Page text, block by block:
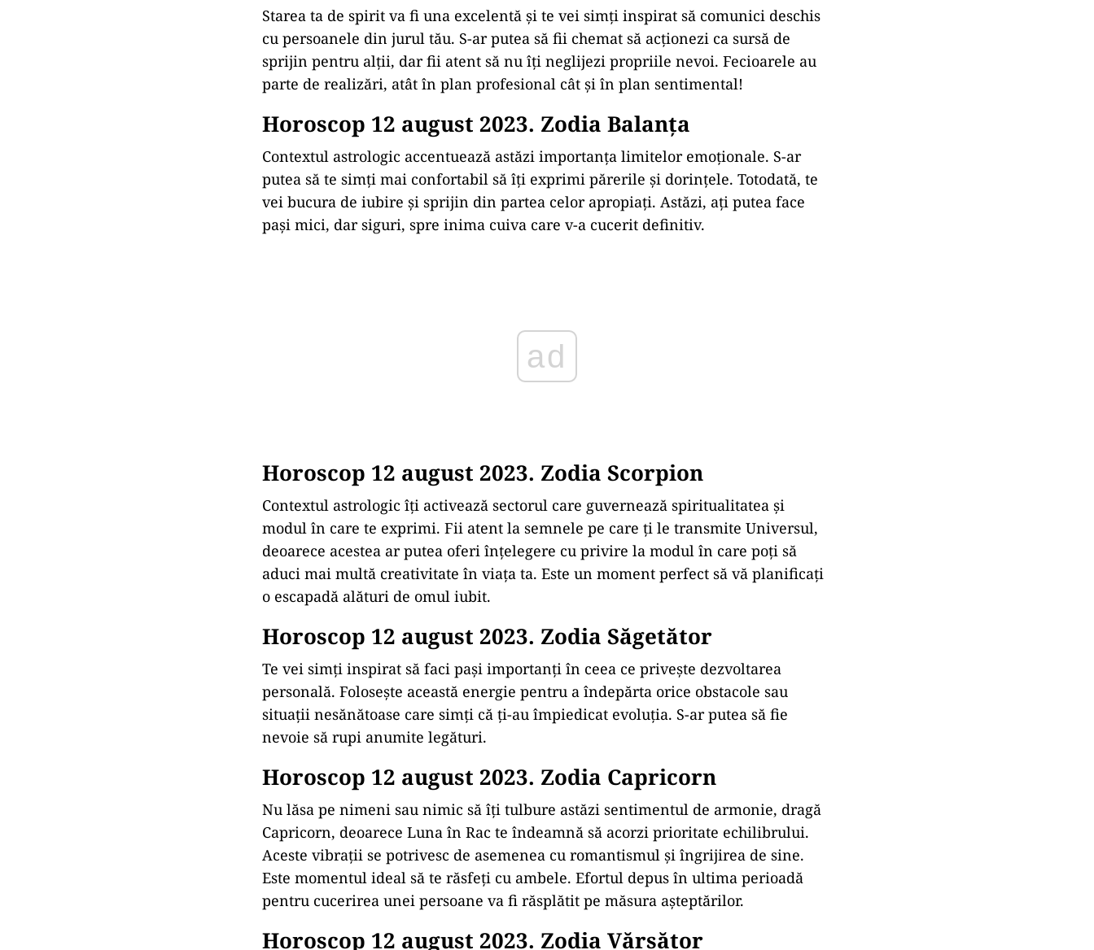
Starea ta de spirit va fi una excelentă și te vei simți inspirat să comunici deschis
cu persoanele din jurul tău. S-ar putea să fii chemat să acționezi ca sursă de
sprijin pentru alții, dar fii atent să nu îți neglijezi propriile nevoi. Fecioarele au
parte de realizări, atât în plan profesional cât și în plan sentimental!
Horoscop 12 august 2023. Zodia Balanţa
Contextul astrologic accentuează astăzi importanța limitelor emoționale. S-ar
putea să te simți mai confortabil să îți exprimi părerile și dorințele. Totodată, te
vei bucura de iubire și sprijin din partea celor apropiați. Astăzi, ați putea face
pași mici, dar siguri, spre inima cuiva care v-a cucerit definitiv.
ad
Horoscop 12 august 2023. Zodia Scorpion
Contextul astrologic îți activează sectorul care guvernează spiritualitatea și
modul în care te exprimi. Fii atent la semnele pe care ți le transmite Universul,
deoarece acestea ar putea oferi înțelegere cu privire la modul în care poți să
aduci mai multă creativitate în viața ta. Este un moment perfect să vă planificați
o escapadă alături de omul iubit.
Horoscop 12 august 2023. Zodia Săgetător
Te vei simți inspirat să faci pași importanți în ceea ce privește dezvoltarea
personală. Folosește această energie pentru a îndepărta orice obstacole sau
situații nesănătoase care simți că ți-au împiedicat evoluția. S-ar putea să fie
nevoie să rupi anumite legături.
Horoscop 12 august 2023. Zodia Capricorn
Nu lăsa pe nimeni sau nimic să îți tulbure astăzi sentimentul de armonie, dragă
Capricorn, deoarece Luna în Rac te îndeamnă să acorzi prioritate echilibrului.
Aceste vibrații se potrivesc de asemenea cu romantismul și îngrijirea de sine.
Este momentul ideal să te răsfeți cu ambele. Efortul depus în ultima perioadă
pentru cucerirea unei persoane va fi răsplătit pe măsura așteptărilor.
Horoscop 12 august 2023. Zodia Vărsător